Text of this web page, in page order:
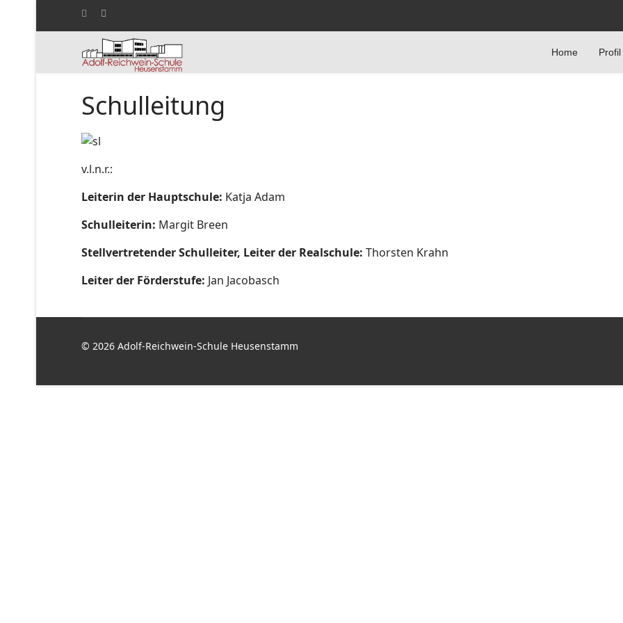
Home Profil
Schulleitung
v.l.n.r.:
Leiterin der Hauptschule: Katja Adam
Schulleiterin: Margit Breen
Stellvertretender Schulleiter, Leiter der Realschule: Thorsten Krahn
Leiter der Förderstufe: Jan Jacobasch
© 2026 Adolf-Reichwein-Schule Heusenstamm